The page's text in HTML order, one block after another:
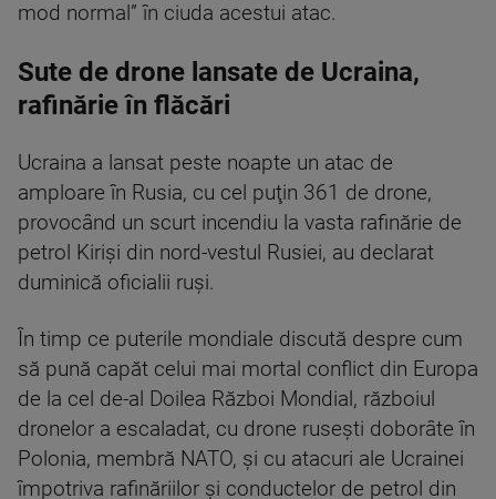
mod normal” în ciuda acestui atac.
Sute de drone lansate de Ucraina,
rafinărie în flăcări
Ucraina a lansat peste noapte un atac de
amploare în Rusia, cu cel puţin 361 de drone,
provocând un scurt incendiu la vasta rafinărie de
petrol Kirişi din nord-vestul Rusiei, au declarat
duminică oficialii ruşi.
În timp ce puterile mondiale discută despre cum
să pună capăt celui mai mortal conflict din Europa
de la cel de-al Doilea Război Mondial, războiul
dronelor a escaladat, cu drone ruseşti doborâte în
Polonia, membră NATO, şi cu atacuri ale Ucrainei
împotriva rafinăriilor şi conductelor de petrol din